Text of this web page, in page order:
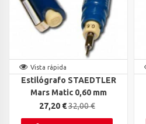
Vista rápida
Estilógrafo STAEDTLER
Mars Matic 0,60 mm
27,20 €32,00 €